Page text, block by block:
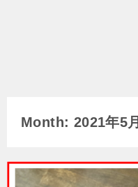
Month: 2021年5月